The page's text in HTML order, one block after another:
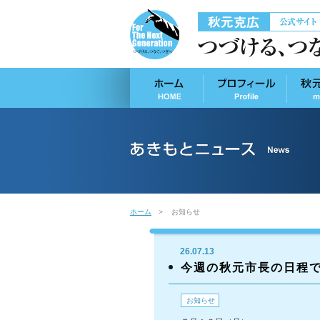
ホーム お知らせ
26.07.13
今週の秋元市長の日程
お知らせ